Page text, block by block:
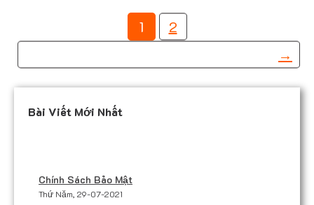
h
â
1
2
→
Bài Viết Mới Nhất
Chính Sách Bảo Mật
Thứ Năm, 29-07-2021